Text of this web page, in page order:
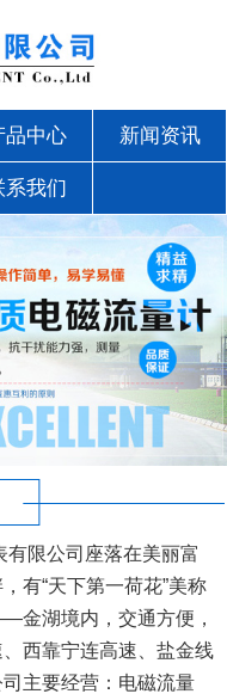
品中心 新闻资讯
系我们
有限公司座落在美丽富
有“天下第一荷花”美称
金湖境内，交通方便，
西靠宁连高速、盐金线
主要经营：电磁流量